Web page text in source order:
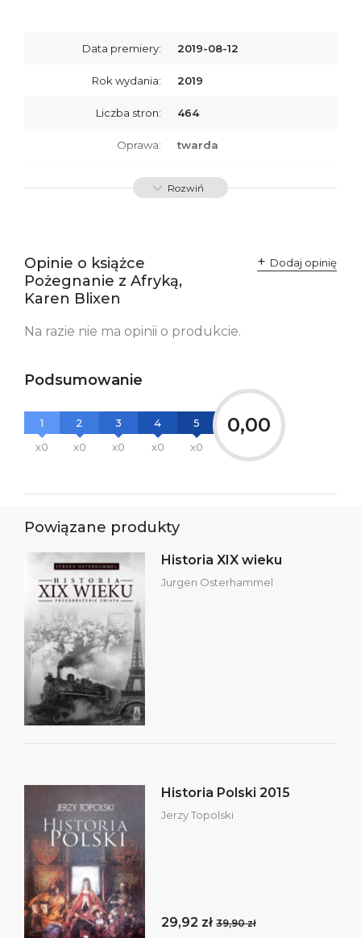
Data premiery: 2019-08-12
Rok wydania: 2019
Liczba stron: 464
Oprawa: twarda
ISBN 9788366381575
odpowiedzialne za
zgodność produktu z
przepisami:
61-701 Poznań
Polska
bezpieczeństwa:
Rozwiń
Opinie o książce
Pożegnanie z Afryką,
Karen Blixen
Dodaj opinię
Na razie nie ma opinii o produkcie.
Podsumowanie
1
x0
2
x0
3
x0
4
x0
5
x0
0,00
Powiązane produkty
Historia XIX wieku
Jurgen Osterhammel
Historia Polski 2015
Jerzy Topolski
29,92 zł 39,90 zł